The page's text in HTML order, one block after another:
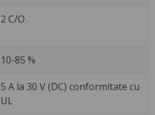
2 C/O
10-85 %
5 A la 30 V (DC) conformitate cu
UL